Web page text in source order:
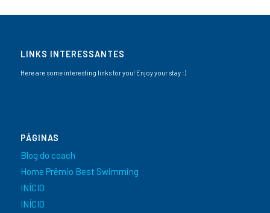
LINKS INTERESSANTES
Here are some interesting links for you! Enjoy your stay :)
PÁGINAS
Blog do coach
Home Prêmio Best Swimming
INÍCIO
INÍCIO